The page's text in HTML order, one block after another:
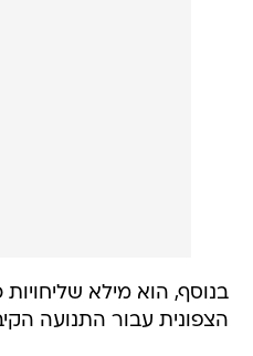
בנוסף, הוא מילא
הצפונית עבור התנועה